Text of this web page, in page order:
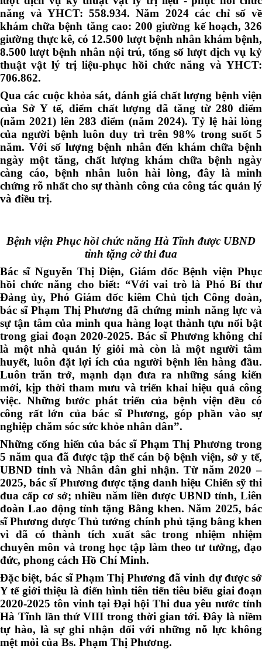
năng và YHCT: 558.934. Năm 2024 các chỉ số về
khám chữa bệnh tăng cao: 200 giường kế hoạch, 326
giường thực kê, có 12.500 lượt bệnh nhân khám bệnh,
8.500 lượt bệnh nhân nội trú, tổng số lượt dịch vụ kỷ
thuật vật lý trị liệu-phục hồi chức năng và YHCT:
706.862.
Qua các cuộc khỏa sát, đánh giá chất lượng bệnh viện
của Sở Y tế, điểm chất lượng đã tăng từ 280 điểm
(năm 2021) lên 283 điểm (năm 2024). Tỷ lệ hài lòng
của người bệnh luôn duy trì trên 98% trong suốt 5
năm. Với số lượng bệnh nhân đến khám chữa bệnh
ngày một tăng, chất lượng khám chữa bệnh ngày
càng cáo, bệnh nhân luôn hài lòng, đây là minh
chứng rõ nhất cho sự thành công của công tác quản lý
và điều trị.
Bệnh viện Phục hồi chức năng Hà Tĩnh được UBND
tỉnh tặng cờ thi đua
Bác sĩ Nguyễn Thị Diện, Giám đốc Bệnh viện Phục
hồi chức năng cho biết: “Với vai trò là Phó Bí thư
Đảng ủy, Phó Giám đốc kiêm Chủ tịch Công đoàn,
bác sĩ Phạm Thị Phương đã chứng minh năng lực và
sự tận tâm của mình qua hàng loạt thành tựu nổi bật
trong giai đoạn 2020-2025. Bác sĩ Phương không chỉ
là một nhà quản lý giỏi mà còn là một người tâm
huyết, luôn đặt lợi ích của người bệnh lên hàng đầu.
Luôn trăn trở, mạnh dạn đưa ra những sáng kiến
mới, kịp thời tham mưu và triển khai hiệu quả công
việc. Những bước phát triển của bệnh viện đều có
công rất lớn của bác sĩ Phương, góp phần vào sự
nghiệp chăm sóc sức khỏe nhân dân”.
Những cống hiến của bác sĩ Phạm Thị Phương trong
5 năm qua đã được tập thể cán bộ bệnh viện, sở y tế,
UBND tỉnh và Nhân dân ghi nhận. Từ năm 2020 –
2025, bác sĩ Phương được tặng danh hiệu Chiến sỹ thi
đua cấp cơ sở; nhiều năm liền được UBND tỉnh, Liên
đoàn Lao động tỉnh tặng Bằng khen. Năm 2025, bác
sĩ Phương được Thủ tướng chính phủ tặng bằng khen
vì đã có thành tích xuất sắc trong nhiệm nhiệm
chuyên môn và trong học tập làm theo tư tưởng, đạo
đức, phong cách Hồ Chí Minh.
Đặc biệt, bác sĩ Phạm Thị Phương đã vinh dự được sở
Y tế giới thiệu là điển hình tiên tiến tiêu biểu giai đoạn
2020-2025 tôn vinh tại Đại hội Thi đua yêu nước tỉnh
Hà Tĩnh lần thứ VIII trong thời gian tới. Đây là niềm
tự hào, là sự ghi nhận đối với những nỗ lực không
mệt mỏi của Bs. Phạm Thị Phương.